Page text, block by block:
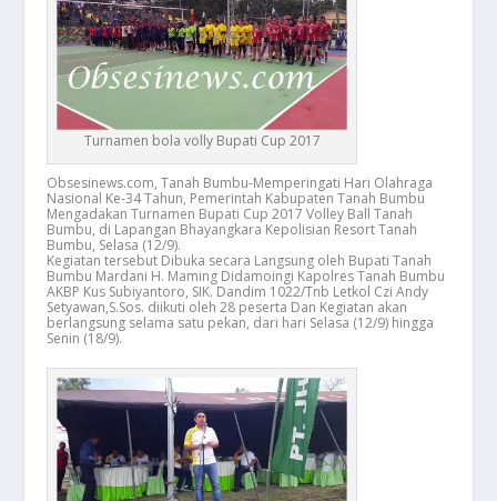
Turnamen bola volly Bupati Cup 2017
Obsesinews.com, Tanah Bumbu-Memperingati Hari Olahraga
Nasional Ke-34 Tahun, Pemerintah Kabupaten Tanah Bumbu
Mengadakan Turnamen Bupati Cup 2017 Volley Ball Tanah
Bumbu, di Lapangan Bhayangkara Kepolisian Resort Tanah
Bumbu, Selasa (12/9).
Kegiatan tersebut Dibuka secara Langsung oleh Bupati Tanah
Bumbu Mardani H. Maming Didamoingi Kapolres Tanah Bumbu
AKBP Kus Subiyantoro, SIK. Dandim 1022/Tnb Letkol Czi Andy
Setyawan,S.Sos. diikuti oleh 28 peserta Dan Kegiatan akan
berlangsung selama satu pekan, dari hari Selasa (12/9) hingga
Senin (18/9).